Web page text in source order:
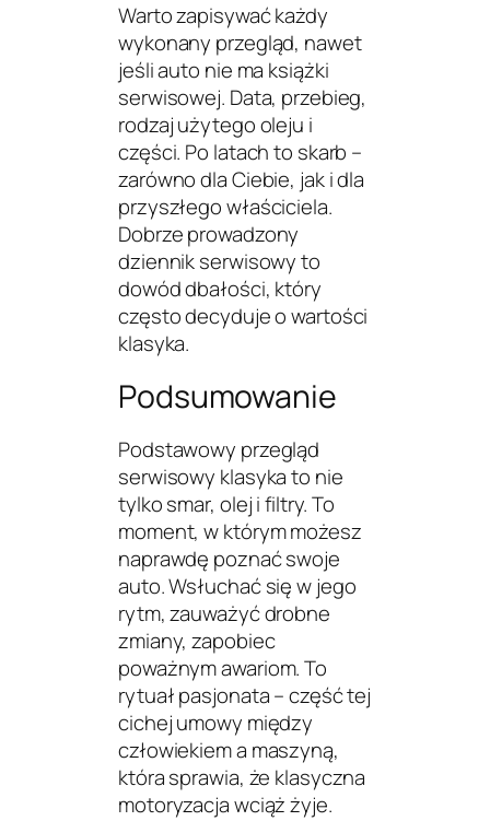
Warto zapisywać każdy
wykonany przegląd, nawet
jeśli auto nie ma książki
serwisowej. Data, przebieg,
rodzaj użytego oleju i
części. Po latach to skarb –
zarówno dla Ciebie, jak i dla
przyszłego właściciela.
Dobrze prowadzony
dziennik serwisowy to
dowód dbałości, który
często decyduje o wartości
klasyka.
Podsumowanie
Podstawowy przegląd
serwisowy klasyka to nie
tylko smar, olej i filtry. To
moment, w którym możesz
naprawdę poznać swoje
auto. Wsłuchać się w jego
rytm, zauważyć drobne
zmiany, zapobiec
poważnym awariom. To
rytuał pasjonata – część tej
cichej umowy między
człowiekiem a maszyną,
która sprawia, że klasyczna
motoryzacja wciąż żyje.